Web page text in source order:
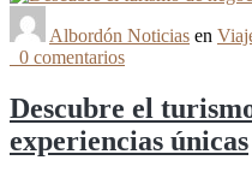
Albordón Noticias en
0 comentarios
Descubre el
experiencias únicas